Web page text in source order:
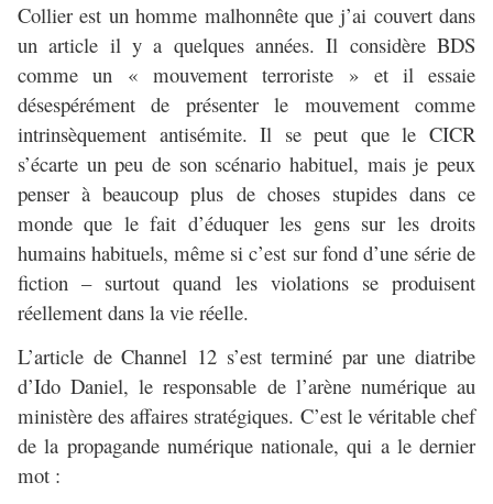
Collier est un homme malhonnête que j’ai couvert dans
un article il y a quelques années. Il considère BDS
comme un « mouvement terroriste » et il essaie
désespérément de présenter le mouvement comme
intrinsèquement antisémite. Il se peut que le CICR
s’écarte un peu de son scénario habituel, mais je peux
penser à beaucoup plus de choses stupides dans ce
monde que le fait d’éduquer les gens sur les droits
humains habituels, même si c’est sur fond d’une série de
fiction – surtout quand les violations se produisent
réellement dans la vie réelle.
L’article de Channel 12 s’est terminé par une diatribe
d’Ido Daniel, le responsable de l’arène numérique au
ministère des affaires stratégiques. C’est le véritable chef
de la propagande numérique nationale, qui a le dernier
mot :